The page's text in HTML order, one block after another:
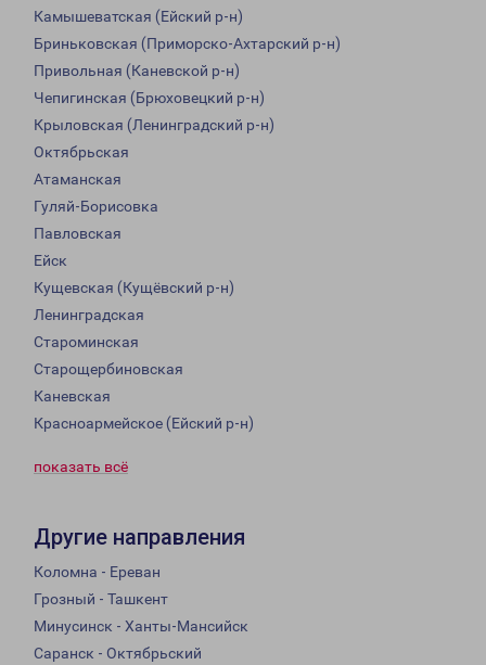
Камышеватская (Ейский р-н)
Бриньковская (Приморско-Ахтарский р-н)
Привольная (Каневской р-н)
Чепигинская (Брюховецкий р-н)
Крыловская (Ленинградский р-н)
Октябрьская
Атаманская
Гуляй-Борисовка
Павловская
Ейск
Кущевская (Кущёвский р-н)
Ленинградская
Староминская
Старощербиновская
Каневская
Красноармейское (Ейский р-н)
показать всё
Другие направления
Коломна - Ереван
Грозный - Ташкент
Минусинск - Ханты-Мансийск
Саранск - Октябрьский